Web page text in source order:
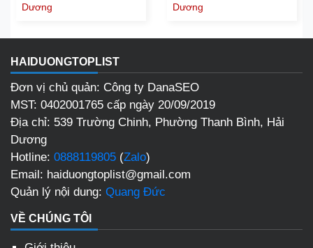
Dương
Dương
HAIDUONGTOPLIST
Đơn vị chủ quản: Công ty DanaSEO
MST: 0402001765 cấp ngày 20/09/2019
Địa chỉ: 539 Trường Chinh, Phường Thanh Bình, Hải
Dương
Hotline: 0888119805 (Zalo)
Email: haiduongtoplist@gmail.com
Quản lý nội dung: Quang Đức
VỀ CHÚNG TÔI